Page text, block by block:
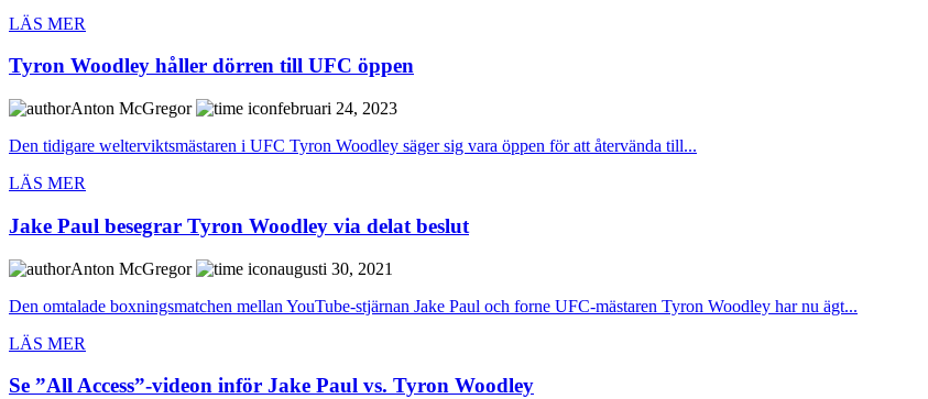
LÄS MER
Tyron Woodley håller dörren till UFC öppen
Anton McGregor
februari 24, 2023
Den tidigare welterviktsmästaren i UFC Tyron Woodley säger sig vara öppen för att återvända till...
LÄS MER
Jake Paul besegrar Tyron Woodley via delat beslut
Anton McGregor
augusti 30, 2021
Den omtalade boxningsmatchen mellan YouTube-stjärnan Jake Paul och forne UFC-mästaren Tyron Woodley har nu ägt...
LÄS MER
Se ”All Access”-videon inför Jake Paul vs. Tyron Woodley